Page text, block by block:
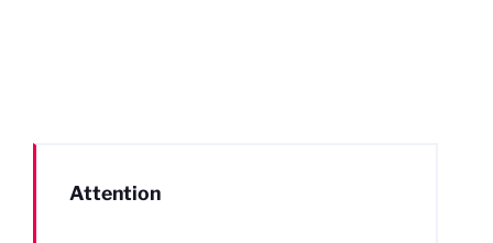
Attention